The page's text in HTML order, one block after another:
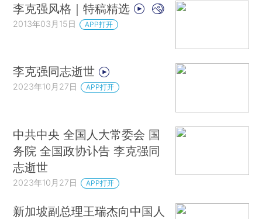
李克强风格｜特稿精选
2013年03月15日 APP打开
李克强同志逝世
2023年10月27日 APP打开
中共中央 全国人大常委会 国
务院 全国政协讣告 李克强同
志逝世
2023年10月27日 APP打开
新加坡副总理王瑞杰向中国人